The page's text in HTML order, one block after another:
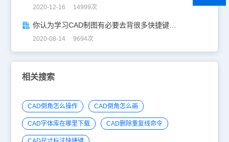
2020-12-16 14999次
你认为学习CAD制图有必要去背很多快捷键吗？
2020-08-14 9694次
相关搜索
CAD倒角怎么操作 CAD倒角怎么画
CAD字体库在哪里下载 CAD删除重复线命令